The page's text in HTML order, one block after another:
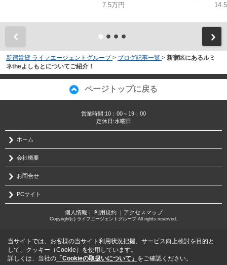
7.5万円
新宿賃貸 ライフエージェントグループ > ブログ記事一覧 > 新宿区にあるルミ
ネtheよしもとについてご紹介！
ページトップに戻る
営業時間:10：00～19：00
定休日:水曜日
ホーム
会社概要
お問合せ
PCサイト
個人情報 ｜ 利用規約｜ アクセスマップ
Copyright(c) ライフエージェントグループ All rights reserved.
当サイトでは、お客様の当サイト利用状況把握、サービス向上検討を目的と
して、クッキー（Cookie）を使用しています。
詳しくは、当社の 「Cookieの取扱いについて」 をご確認ください。